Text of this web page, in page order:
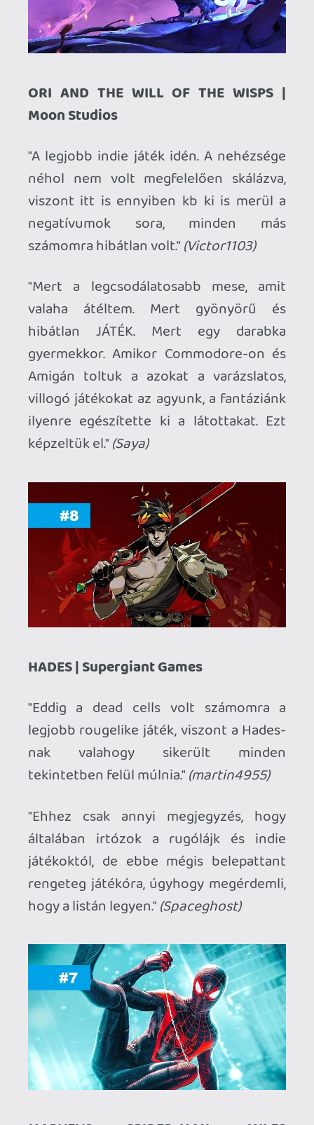
HADES | Supergiant Games
"Eddig a dead cells volt számomra a
legjobb rougelike játék, viszont a Hades-
nak valahogy sikerült minden
tekintetben felül múlnia."(martin4955)
"Ehhez csak annyi megjegyzés, hogy
általában irtózok a rugólájk és indie
játékoktól, de ebbe mégis belepattant
rengeteg játékóra, úgyhogy megérdemli,
hogy a listán legyen."(Spaceghost)
MARVEL'S SPIDER-MAN: MILES
MORALES | Insomniac Games
"Akármennyire is DLC szaga van, többet
képes adni mint néhány teljes árú játék. A
látvány pazar, az akciók nagyon nagyon
látványosak, a szereplők szerethetőek.
képest szerintem sokat fejlődött.
Harcban nagyon profi, grafikában is
brutál."(Doma)
DEMON'S SOULS | Bluepoint Games
Tökéletesen visszaadja az eredeti souls
érzést, modern köntösben. Akinek van
PS5-je, muszáj kipróbálnia."(Noctix)
"A zsigeri soulsborne esszencia
szempárásító köntösben és technó
mellett csak még jobb lett. Nem ereszt,
ha egyszer elkapott."(Fieldtom)